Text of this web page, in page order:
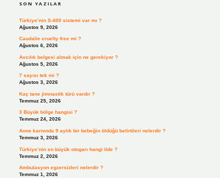
SON YAZILAR
Türkiye’nin S-400 sistemi var mı ?
Ağustos 9, 2026
Caudalie cruelty free mi ?
Ağustos 6, 2026
Avcılık belgesi almak için ne gerekiyor ?
Ağustos 5, 2026
7 sayısı tek mi ?
Ağustos 3, 2026
Kaç tane jimnastik türü vardır ?
Temmuz 25, 2026
3 Büyük bölge hangisi ?
Temmuz 24, 2026
Anne karnında 9 aylık bir bebeğin öldüğü belirtileri nelerdir ?
Temmuz 3, 2026
Türkiye’nin en büyük otogarı hangi ilde ?
Temmuz 2, 2026
Ambulasyon egzersizleri nelerdir ?
Temmuz 1, 2026